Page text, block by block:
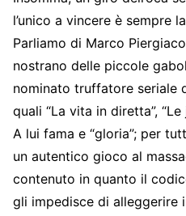
l’unico a vincere è sempre
Parliamo di Marco
nostrano delle piccole
nominato truffatore seriale
quali “La vita in diretta”, “Le
A lui fama e “gloria”; per
un autentico gioco al
contenuto in quanto il
gli impedisce di